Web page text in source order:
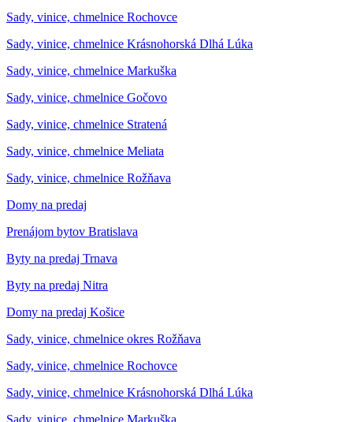
Sady, vinice, chmelnice Rochovce
Sady, vinice, chmelnice Krásnohorská Dlhá Lúka
Sady, vinice, chmelnice Markuška
Sady, vinice, chmelnice Gočovo
Sady, vinice, chmelnice Stratená
Sady, vinice, chmelnice Meliata
Sady, vinice, chmelnice Rožňava
Domy na predaj
Prenájom bytov Bratislava
Byty na predaj Trnava
Byty na predaj Nitra
Domy na predaj Košice
Sady, vinice, chmelnice okres Rožňava
Sady, vinice, chmelnice Rochovce
Sady, vinice, chmelnice Krásnohorská Dlhá Lúka